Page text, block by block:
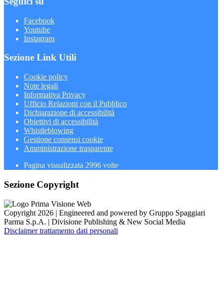
Facebook
Youtube
Instagram
Sezione Link Utili
Cookie policy
Note legali
Informativa Privacy
Ufficio Relazioni con il Pubblico
Dichiarazione di accessibilità
Obiettivi di accessibilità
Whistleblowing
Gestione consensi cookie
Amministrazione trasparente
Pagina visualizzata 2996 volte
Sezione Copyright
Copyright 2026 | Engineered and powered by Gruppo Spaggiari
Parma S.p.A. | Divisione Publishing & New Social Media
Disclaimer trattamento dati personali